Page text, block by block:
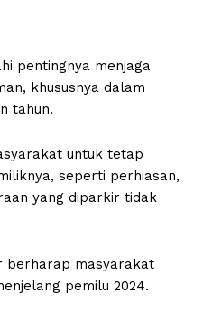
pentingnya menjaga
khususnya dalam
tahun.
untuk tetap
seperti perhiasan,
yang diparkir tidak
berharap masyarakat
pemilu 2024.